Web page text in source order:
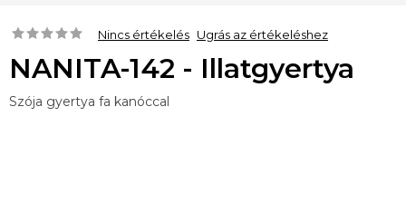
Nincs értékelés Ugrás az értékeléshez
NANITA-142 - Illatgyertya
Szója gyertya fa kanóccal